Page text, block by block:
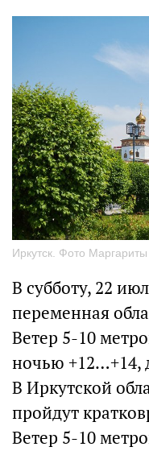
Иркутск. Фото
В субботу, 22
переменная
Ветер 5-10
ночью +12…+14,
В Иркутской
пройдут
Ветер 5-10